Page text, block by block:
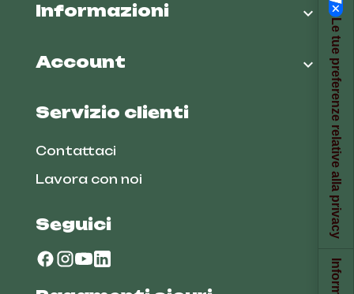
Informazioni 
Account 
Servizio clienti
Contattaci
Lavora con noi
Seguici Le tue preferenze relative alla privacy